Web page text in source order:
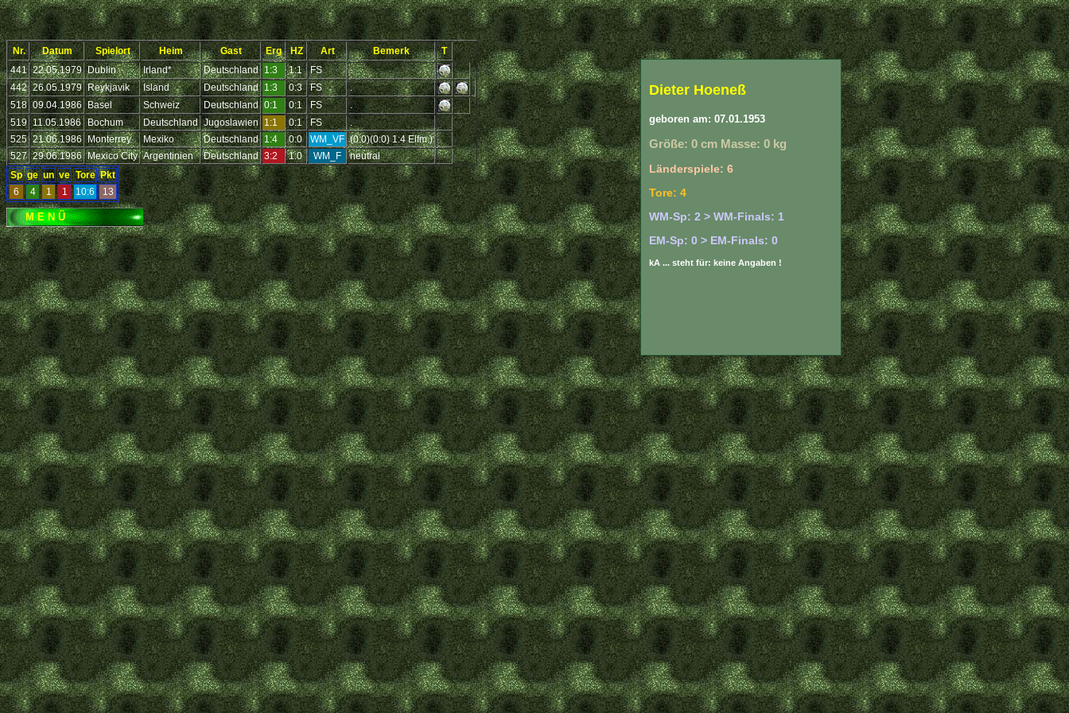
Nr. Datum Spielort Heim Gast Erg HZ Art Bemerk
T
441 22.05.1979 Dublin Irland* Deutschland 1:3 1:1 FS
.
442 26.05.1979 Reykjavik Island Deutschland 1:3 0:3 FS
.
518 09.04.1986 Basel Schweiz Deutschland 0:1 0:1 FS
.
519 11.05.1986 Bochum Deutschland Jugoslawien 1:1 0:1 FS
.
525 21.06.1986 Monterrey Mexiko Deutschland 1:4 0:0 WM_VF (0:0)(0:0) 1:4 Elfm.)
527 29.06.1986 Mexico City Argentinien Deutschland 3:2 1:0 WM_F
neutral
Sp ge un ve Tore Pkt
6
4 1 1 10:6 13
Dieter Hoeneß
geboren am: 07.01.1953
Größe: 0 cm Masse: 0 kg
Länderspiele: 6
Tore: 4
WM-Sp: 2 > WM-Finals: 1
EM-Sp: 0 > EM-Finals: 0
kA ... steht für: keine Angaben !
M E N Ü